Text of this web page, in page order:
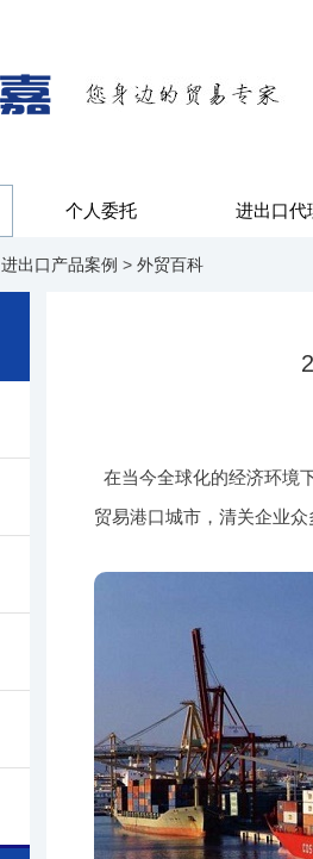
个人委托 进出口代
进出口产品案例 > 外贸百科
在当今全球化的经济环境
贸易港口城市，清关企业